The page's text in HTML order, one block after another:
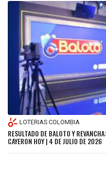
LOTERIAS COLOMBIA
RESULTADO DE BALOTO Y
CAYERON HOY | 4 DE JULIO DE 2026